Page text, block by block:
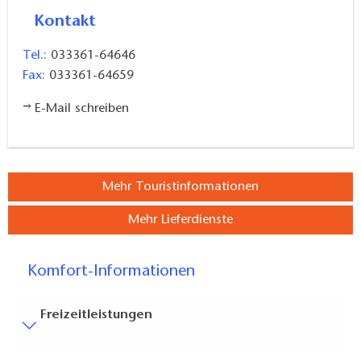
Kontakt
Tel.: 033361-64646
Fax: 033361-64659
E-Mail schreiben
Mehr Touristinformationen
Mehr Lieferdienste
Komfort-Informationen
Freizeitleistungen